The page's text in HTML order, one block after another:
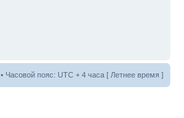
• Часовой пояс: UTC + 4 часа [ Летнее время ]